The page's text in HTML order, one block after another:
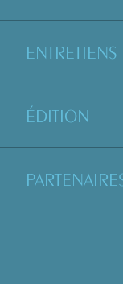
ENTRETIENS
ÉDITION